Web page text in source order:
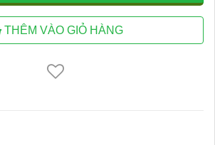
THÊM VÀO GIỎ HÀNG